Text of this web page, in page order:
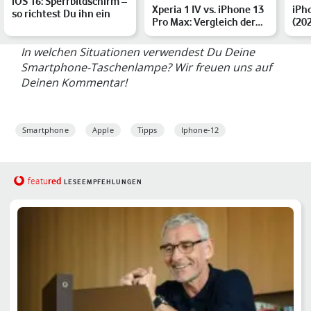
so richtest Du ihn ein
Xperia 1 IV vs. iPhone 13
Pro Max: Vergleich der
Flaggschiff-Hand…
So
In welchen Situationen verwendest Du Deine
Smartphone-Taschenlampe? Wir freuen uns auf
Deinen Kommentar!
Smartphone Apple Tipps Iphone-12
featured LESEEMPFEHLUNGEN